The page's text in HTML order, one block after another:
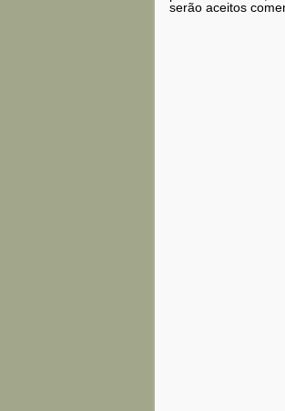
serão aceitos